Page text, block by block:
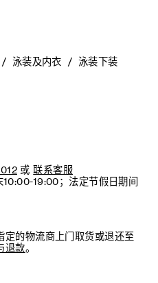
泳装及内衣 泳装下装
或 联系客服
19:00；法定节假日期间
定的物流商上门取货或退还至
退款。